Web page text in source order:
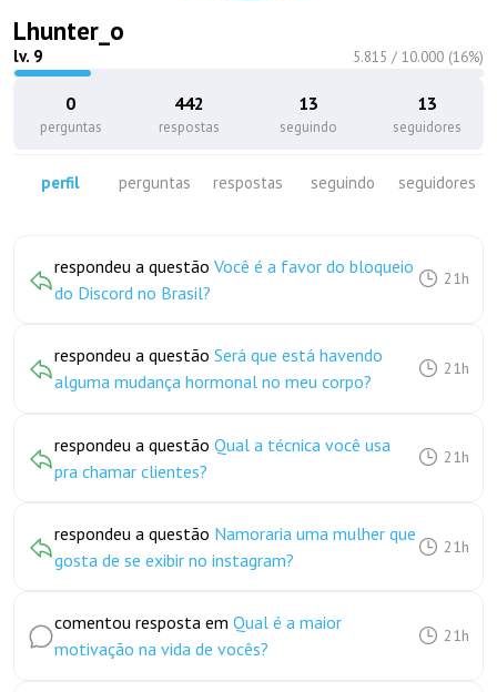
Lhunter_o
lv. 9 5.815 / 10.000 (16%)
0
perguntas
442
respostas
13
seguindo
13
seguidores
perfil perguntas respostas seguindo seguidores
respondeu a questão Você é a favor do bloqueio
do Discord no Brasil?
21h
respondeu a questão Será que está havendo
alguma mudança hormonal no meu corpo?
21h
respondeu a questão Qual a técnica você usa
pra chamar clientes?
21h
respondeu a questão Namoraria uma mulher que
gosta de se exibir no instagram?
21h
comentou resposta em Qual é a maior
motivação na vida de vocês?
21h